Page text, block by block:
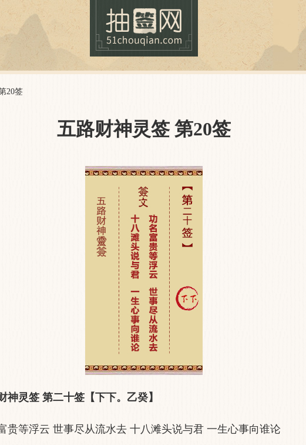
抽签网
20签
五路财神灵签 第20签
神灵签 第二十签【下下。乙癸】
贵等浮云 世事尽从流水去 十八滩头说与君 一生心事向谁论